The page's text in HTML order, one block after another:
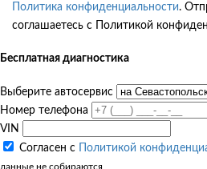
Политика конфиденциальности.
соглашаетесь с Политикой
Бесплатная диагностика
Выберите автосервис
Номер телефона
VIN
Согласен с
Политикой
данные не собираются